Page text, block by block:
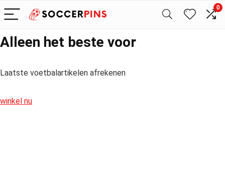
0
Alleen het beste voor
Laatste voetbalartikelen afrekenen
winkel nu